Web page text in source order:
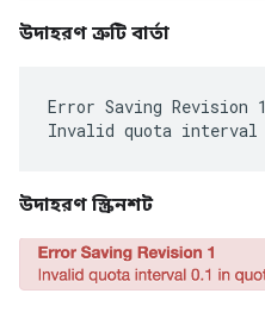
উদাহরণ ত্রুটি বার্তা
Error Saving Revision 1
উদাহরণ স্ক্রিনশট